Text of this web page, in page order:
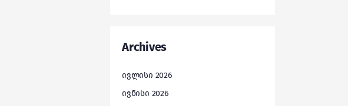
Archives
ივლისი 2026
ივნისი 2026